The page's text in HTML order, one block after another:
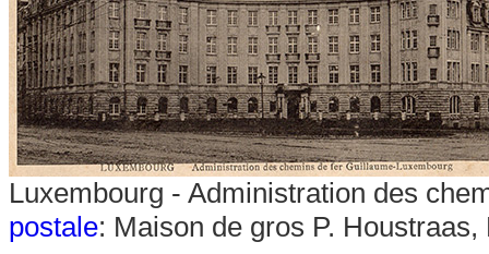
Luxembourg - Administration des
postale: Maison de gros P.